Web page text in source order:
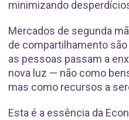
minimizando
Mercados de segunda
de compartilhamento
as pessoas passam a
nova luz — não como
mas como recursos a
Esta é a essência da